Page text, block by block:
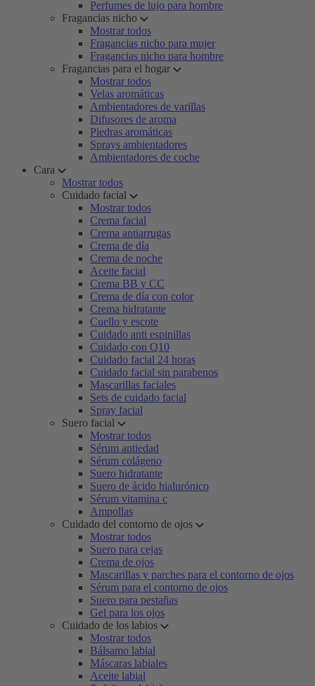
Perfumes de lujo para hombre
Fragancias nicho
Mostrar todos
Fragancias nicho para mujer
Fragancias nicho para hombre
Fragancias para el hogar
Mostrar todos
Velas aromáticas
Ambientadores de varillas
Difusores de aroma
Piedras aromáticas
Sprays ambientadores
Ambientadores de coche
Cara
Mostrar todos
Cuidado facial
Mostrar todos
Crema facial
Crema antiarrugas
Crema de día
Crema de noche
Aceite facial
Crema BB y CC
Crema de día con color
Crema hidratante
Cuello y escote
Cuidado anti espinillas
Cuidado con Q10
Cuidado facial 24 horas
Cuidado facial sin parabenos
Mascarillas faciales
Sets de cuidado facial
Spray facial
Suero facial
Mostrar todos
Sérum antiedad
Sérum colágeno
Suero hidratante
Suero de ácido hialurónico
Sérum vitamina c
Ampollas
Cuidado del contorno de ojos
Mostrar todos
Suero para cejas
Crema de ojos
Mascarillas y parches para el contorno de ojos
Sérum para el contorno de ojos
Suero para pestañas
Gel para los ojos
Cuidado de los labios
Mostrar todos
Bálsamo labial
Máscaras labiales
Aceite labial